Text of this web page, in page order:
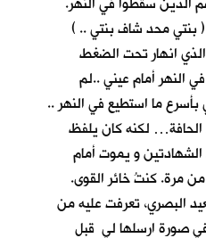
بنتي محد شاف بنتي .. )
انهار تحت الضغط
النهر أمام عيني ..لم
ما استطيع في النهر ..
الحافة… لكنه كان يلفظ
الشهادتين و يموت أمام
مرة. كنتُ خائر القوى.
البصري، تعرفت عليه من
صورة ارسلها لي قبل